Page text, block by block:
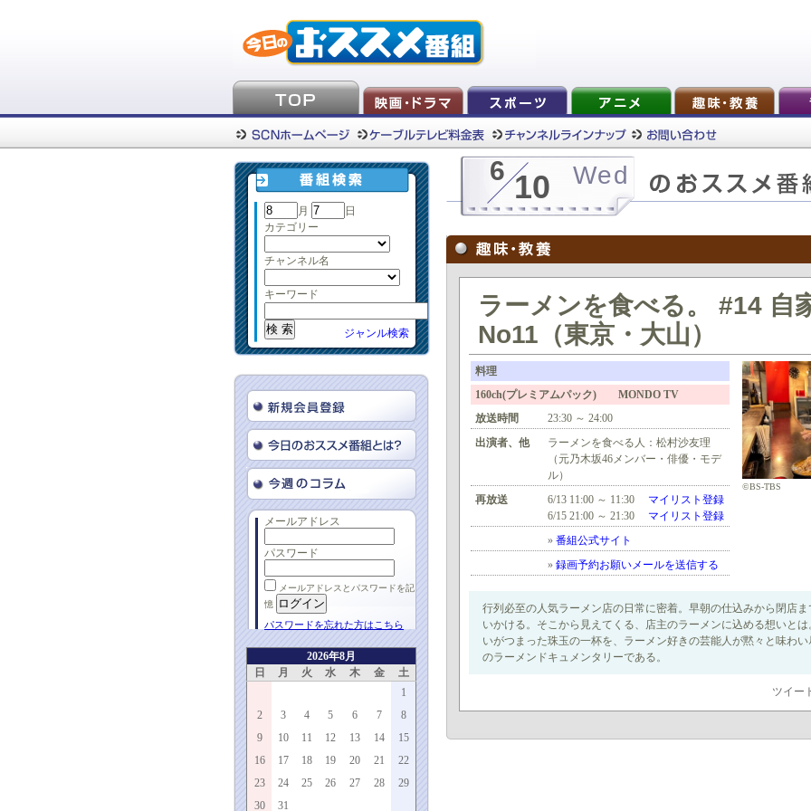
月
日
カテゴリー
チャンネル名
キーワード
ジャンル検索
メールアドレス
パスワード
メールアドレスとパスワードを記
憶
パスワードを忘れた方はこちら
2026年8月
日
月 火 水 木 金
土
1
2
3 4 5 6 7
8
9
10 11 12 13 14
15
16
17 18 19 20 21
22
23
24 25 26 27 28
29
30
31
6 10 Wed
ラーメンを食べる。 #14 自
No11（東京・大山）
料理
160ch(プレミアムパック) MONDO TV
放送時間
23:30 ～ 24:00
出演者、他
ラーメンを食べる人：松村沙友理
（元乃木坂46メンバー・俳優・モデ
ル）
再放送
6/13 11:00 ～ 11:30 マイリスト登録
6/15 21:00 ～ 21:30 マイリスト登録
» 番組公式サイト
» 録画予約お願いメールを送信する
©BS-TBS
行列必至の人気ラーメン店の日常に密着。早朝の仕込みから閉店
いかける。そこから見えてくる、店主のラーメンに込める想いと
いがつまった珠玉の一杯を、ラーメン好きの芸能人が黙々と味わ
のラーメンドキュメンタリーである。
ツイー